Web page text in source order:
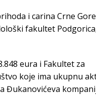
i carina Crne
fakultet
eura i Fakultet za
koje ima ukupnu
Đukanovićeva